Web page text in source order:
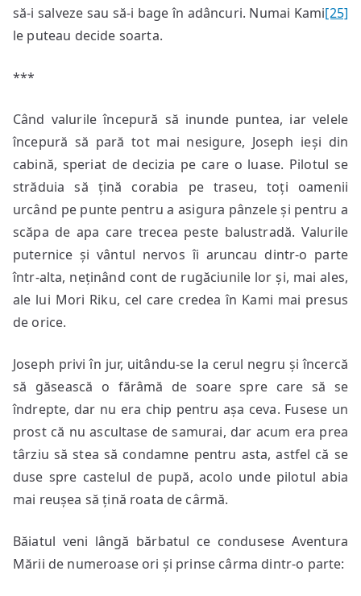
să-i salveze sau să-i bage în adâncuri. Numai Kami[25]
le puteau decide soarta.
***
Când valurile începură să inunde puntea, iar velele
începură să pară tot mai nesigure, Joseph ieși din
cabină, speriat de decizia pe care o luase. Pilotul se
străduia să țină corabia pe traseu, toți oamenii
urcând pe punte pentru a asigura pânzele și pentru a
scăpa de apa care trecea peste balustradă. Valurile
puternice și vântul nervos îi aruncau dintr-o parte
într-alta, neținând cont de rugăciunile lor și, mai ales,
ale lui Mori Riku, cel care credea în Kami mai presus
de orice.
Joseph privi în jur, uitându-se la cerul negru și încercă
să găsească o fărâmă de soare spre care să se
îndrepte, dar nu era chip pentru așa ceva. Fusese un
prost că nu ascultase de samurai, dar acum era prea
târziu să stea să condamne pentru asta, astfel că se
duse spre castelul de pupă, acolo unde pilotul abia
mai reușea să țină roata de cârmă.
Băiatul veni lângă bărbatul ce condusese Aventura
Mării de numeroase ori și prinse cârma dintr-o parte: